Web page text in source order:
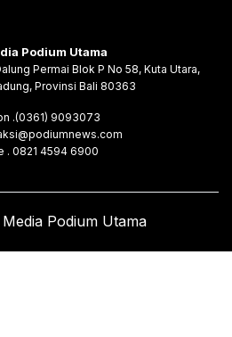
Podium Utama
Permai Blok P No 58, Kuta Utara,
Provinsi Bali 80363
.(0361) 9093073
. 0821 4594 6900
Podium Utama